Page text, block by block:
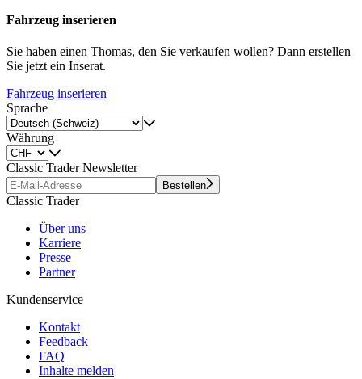
Fahrzeug inserieren
Sie haben einen Thomas, den Sie verkaufen wollen? Dann erstellen
Sie jetzt ein Inserat.
Fahrzeug inserieren
Sprache
Währung
Classic Trader Newsletter
Bestellen
Classic Trader
Über uns
Karriere
Presse
Partner
Kundenservice
Kontakt
Feedback
FAQ
Inhalte melden